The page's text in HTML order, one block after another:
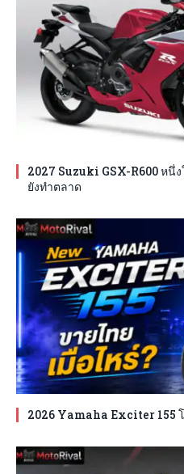
2027 Suzuki GSX-R600 หนึ่
ยังทำตลาด
2026 Yamaha Exciter 155